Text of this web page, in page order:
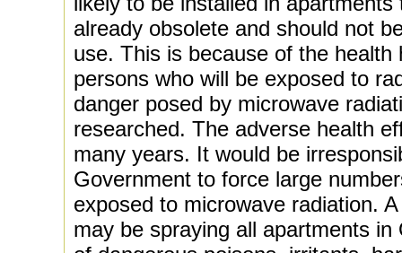
already obsolete and should not
use. This is because of the
persons who will be exposed to
danger posed by microwave
researched. The adverse health
many years. It would be
Government to force large
exposed to microwave radiation.
may be spraying all apartments